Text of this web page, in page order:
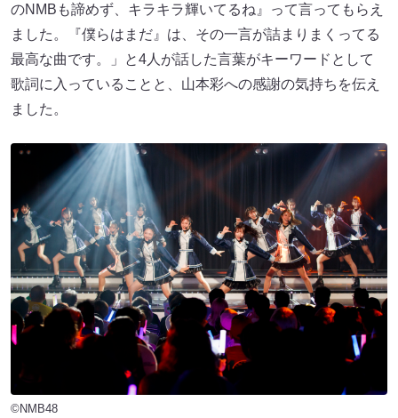
のNMBも諦めず、キラキラ輝いてるね』って言ってもらえ
ました。『僕らはまだ』は、その一言が詰まりまくってる
最高な曲です。」と4人が話した言葉がキーワードとして
歌詞に入っていることと、山本彩への感謝の気持ちを伝え
ました。
©NMB48